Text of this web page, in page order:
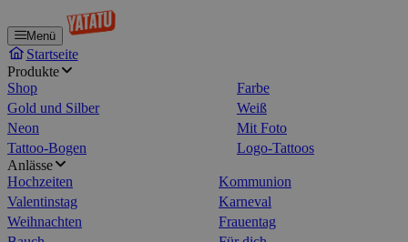
Menü
Startseite
Produkte
Shop
Farbe
Gold und Silber
Weiß
Neon
Mit Foto
Tattoo-Bogen
Logo-Tattoos
Anlässe
Hochzeiten
Kommunion
Valentinstag
Karneval
Weihnachten
Frauentag